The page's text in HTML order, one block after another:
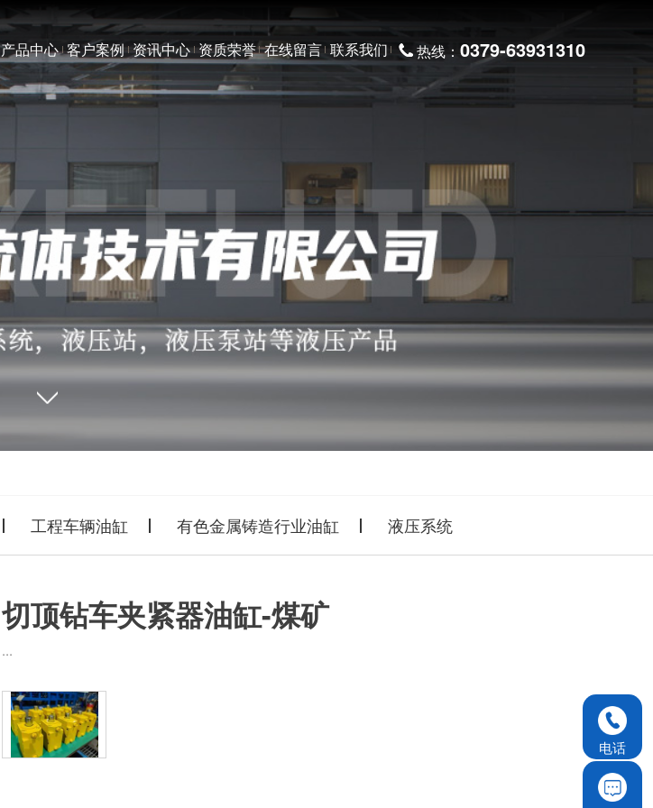
产品中心 客户案例 资讯中心 资质荣誉 在线留言 联系我们 热线：0379-63931310
工程车辆油缸 有色金属铸造行业油缸 液压系统
切顶钻车夹紧器油缸-煤矿
...
电话